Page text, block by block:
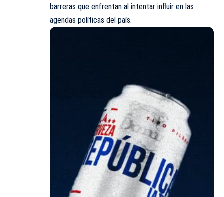
barreras que enfrentan al intentar influir en las
agendas políticas del país.